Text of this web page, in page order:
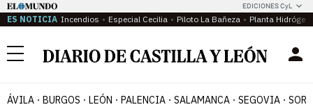
EDICIONES CyL
ES NOTICIA Incendios Especial Cecilia Piloto La Bañeza Planta
Menú
ÁVILA BURGOS LEÓN PALENCIA SALAMANCA SEGOVIA